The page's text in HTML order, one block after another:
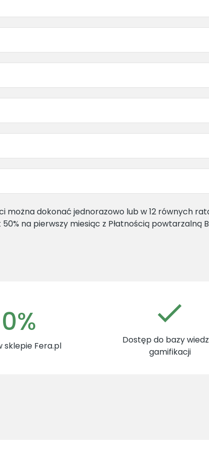
można dokonać jednorazowo lub w 12 równych
na pierwszy miesiąc z Płatnością powtarzalną
sklepie Fera.pl
Dostęp do bazy
gamifikacji